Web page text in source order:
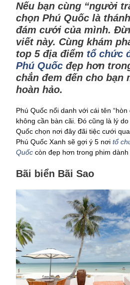
Nếu bạn cùng “người
chọn Phú Quốc là
đám cưới của mình.
viết này. Cùng khám
top 5 địa điểm tổ chức
Phú Quốc đẹp hơn
chắn đem đến cho bạn
hoàn hảo.
Phú Quốc nổi danh với cái tên
không cần bàn cãi. Đó cũng là lý
Quốc chọn nơi đây đãi tiệc cưới
Phú Quốc Xanh sẽ gợi ý 5 nơi tổ
Quốc còn đẹp hơn trong phim dành
Bãi biển Bãi Sao